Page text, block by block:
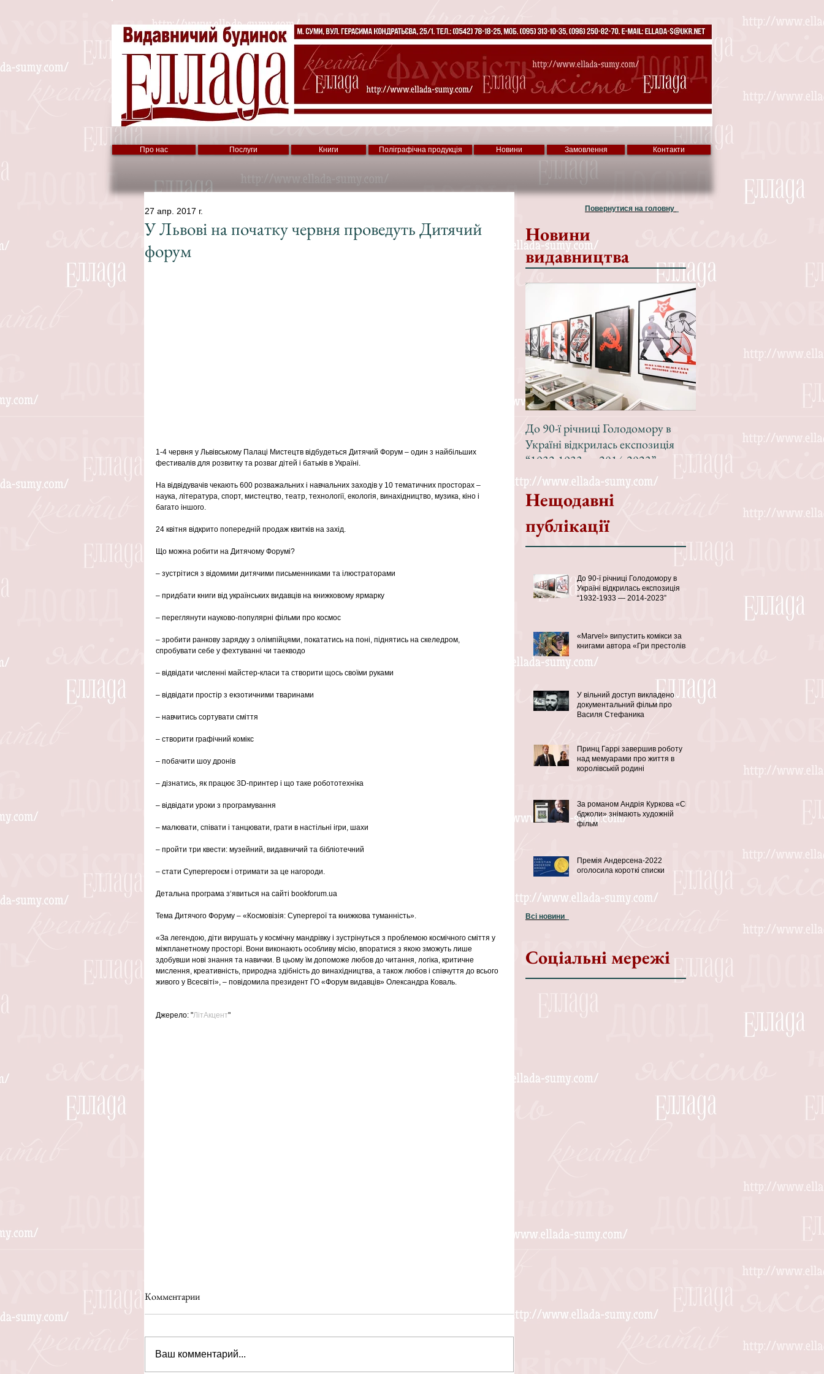
Про нас Послуги Книги Поліграфічна продукція Новини Замовлення Контакти
У Львові на початку червня проведуть Дитячий
форум
27 апр. 2017 г.
1-4 червня у Львівському Палаці Мистецтв відбудеться Дитячий Форум – один з найбільших
фестивалів для розвитку та розваг дітей і батьків в Україні.
На відвідувачів чекають 600 розважальних і навчальних заходів у 10 тематичних просторах –
наука, література, спорт, мистецтво, театр, технології, екологія, винахідництво, музика, кіно і
багато іншого.
24 квітня відкрито попередній продаж квитків на захід.
Що можна робити на Дитячому Форумі?
– зустрітися з відомими дитячими письменниками та ілюстраторами
– придбати книги від українських видавців на книжковому ярмарку
– переглянути науково-популярні фільми про космос
– зробити ранкову зарядку з олімпійцями, покататись на поні, піднятись на скеледром,
спробувати себе у фехтуванні чи таекводо
– відвідати численні майстер-класи та створити щось своїми руками
– відвідати простір з екзотичними тваринами
– навчитись сортувати сміття
– створити графічний комікс
– побачити шоу дронів
– дізнатись, як працює 3D-принтер і що таке робототехніка
– відвідати уроки з програмування
– малювати, співати і танцювати, грати в настільні ігри, шахи
– пройти три квести: музейний, видавничий та бібліотечний
– стати Супергероєм і отримати за це нагороди.
Детальна програма з‘явиться на сайті bookforum.ua
Тема Дитячого Форуму – «Космовізія: Супергерої та книжкова туманність».
«За легендою, діти вирушать у космічну мандрівку і зустрінуться з проблемою космічного сміття у
міжпланетному просторі. Вони виконають особливу місію, впоратися з якою зможуть лише
здобувши нові знання та навички. В цьому їм допоможе любов до читання, логіка, критичне
мислення, креативність, природна здібність до винахідництва, а також любов і співчуття до всього
живого у Всесвіті», – повідомила президент ГО «Форум видавців» Олександра Коваль.
Джерело: "ЛітАкцент"
Комментарии
Ваш комментарий...
Повернутися на головну
Новини
видавництва
До 90-ї річниці Голодомору в
Україні відкрилась експозиція
“1932-1933 — 2014-2023”
Нещодавні
публікації
До 90-ї річниці Голодомору в
Україні відкрилась експозиція
“1932-1933 — 2014-2023”
«Marvel» випустить комікси за
книгами автора «Гри престолів»
У вільний доступ викладено
документальний фільм про
Василя Стефаника
Принц Гаррі завершив роботу
над мемуарами про життя в
королівській родині
За романом Андрія Куркова «Сірі
бджоли» знімають художній
фільм
Премія Андерсена-2022
оголосила короткі списки
Всі новини
Соціальні мережі